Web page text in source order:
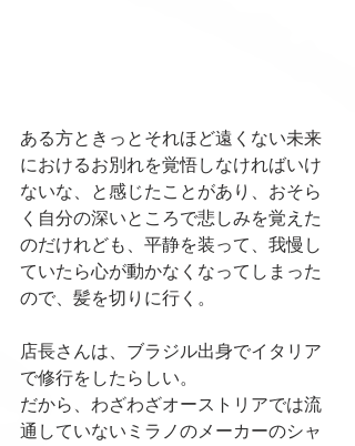
ある方ときっとそれほど遠くない未来
におけるお別れを覚悟しなければいけ
ないな、と感じたことがあり、おそら
く自分の深いところで悲しみを覚えた
のだけれども、平静を装って、我慢し
ていたら心が動かなくなってしまった
ので、髪を切りに行く。
店長さんは、ブラジル出身でイタリア
で修行をしたらしい。
だから、わざわざオーストリアでは流
通していないミラノのメーカーのシャ